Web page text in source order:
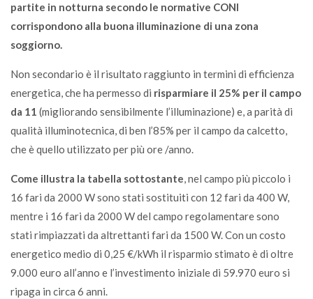
partite in notturna secondo le normative CONI
corrispondono alla buona illuminazione di una zona
soggiorno.
Non secondario è il risultato raggiunto in termini di efficienza
energetica, che ha permesso di risparmiare il 25% per il campo
da 11 (migliorando sensibilmente l’illuminazione) e, a parità di
qualità illuminotecnica, di ben l’85% per il campo da calcetto,
che è quello utilizzato per più ore /anno.
Come illustra la tabella sottostante, nel campo più piccolo i
16 fari da 2000 W sono stati sostituiti con 12 fari da 400 W,
mentre i 16 fari da 2000 W del campo regolamentare sono
stati rimpiazzati da altrettanti fari da 1500 W. Con un costo
energetico medio di 0,25 €/kWh il risparmio stimato è di oltre
9.000 euro all’anno e l’investimento iniziale di 59.970 euro si
ripaga in circa 6 anni.